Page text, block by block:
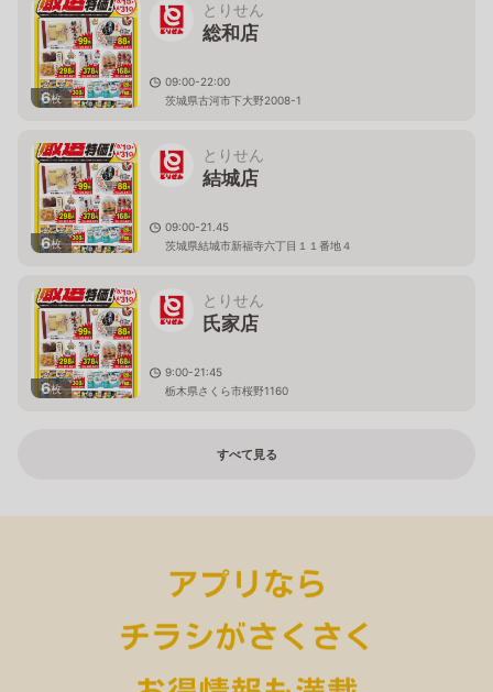
6枚
とりせん
総和店
09:00-22:00
茨城県古河市下大野2008-1
6枚
とりせん
結城店
09:00-21.45
茨城県結城市新福寺六丁目１１番地４
6枚
とりせん
氏家店
9:00-21:45
栃木県さくら市桜野1160
すべて見る